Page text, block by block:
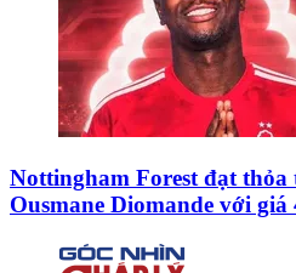
Nottingham Forest đạt thỏa
Ousmane Diomande với giá